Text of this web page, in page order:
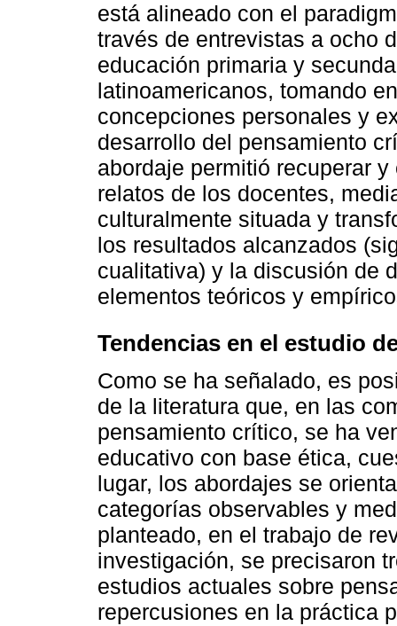
está alineado con el
través de entrevistas a ocho
educación primaria y
latinoamericanos, tomando
concepciones personales y
desarrollo del pensamiento
abordaje permitió recuperar
relatos de los docentes,
culturalmente situada y
los resultados alcanzados
cualitativa) y la discusión de
elementos teóricos y
Tendencias en el estudio
Como se ha señalado, es
de la literatura que, en las
pensamiento crítico, se ha
educativo con base ética,
lugar, los abordajes se
categorías observables y
planteado, en el trabajo de
investigación, se precisaron
estudios actuales sobre
repercusiones en la práctica